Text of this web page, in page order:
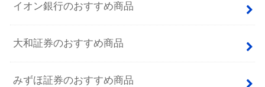
イオン銀行のおすすめ商品
大和証券のおすすめ商品
みずほ証券のおすすめ商品